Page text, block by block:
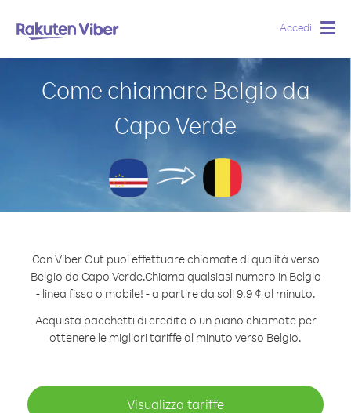
Accedi
Come chiamare Belgio da
Capo Verde
Con Viber Out puoi effettuare chiamate di qualità verso
Belgio da Capo Verde.Chiama qualsiasi numero in Belgio
- linea fissa o mobile! - a partire da soli 9.9 ¢ al minuto.
Acquista pacchetti di credito o un piano chiamate per
ottenere le migliori tariffe al minuto verso Belgio.
Visualizza tariffe